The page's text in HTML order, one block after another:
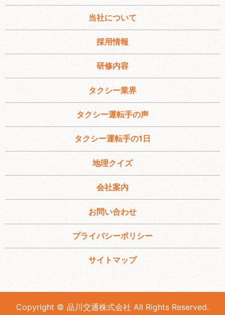
当社について
採用情報
研修内容
タクシー業界
タクシー運転手の声
タクシー運転手の1日
地理クイズ
会社案内
お問い合わせ
プライバシーポリシー
サイトマップ
Copyright © 品川交通株式会社 All Rights Reserved.